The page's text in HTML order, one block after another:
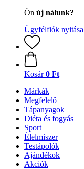
Ön új nálunk?
Ügyfélfiók nyitása
Kosár 0 Ft
Márkák
Megfelelő
Tápanyagok
Diéta és fogyás
Sport
Élelmiszer
Testápolók
Ajándékok
Akciók